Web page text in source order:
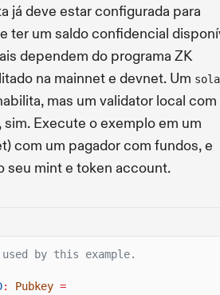
já deve estar configurada para
ter um saldo confidencial
dependem do programa ZK
na mainnet e devnet. Um
mas um validator local
, sim. Execute o exemplo em um
com um pagador com fundos, e
seu mint e token account.
by this example.
: Pubkey =